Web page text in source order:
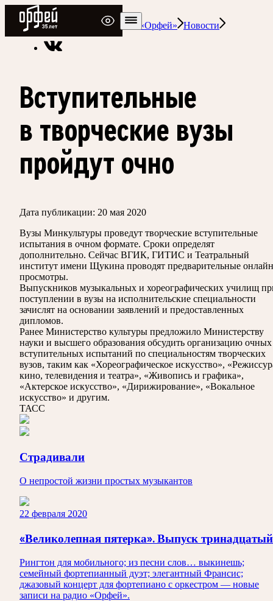
Радио Орфей
Радио классической музыки «Орфей»
Новости
Вступительные
в творческие вузы
пройдут очно
Дата публикации: 20 мая 2020
Вузы Минкультуры проведут творческие вступительные
испытания в очном формате. Сроки определят
дополнительно. Сейчас ВГИК, ГИТИС и Театральный
институт имени Щукина проводят предварительные
просмотры.
Выпускников музыкальных и хореографических училищ
поступлении в вузы на исполнительские специальности
зачислят на основании заявлений и предоставленных
дипломов.
Ранее Министерство культуры предложило Министерству
науки и высшего образования обсудить организацию очных
вступительных испытаний по специальностям творческих
вузов, таким как «Хореографическое искусство»,
кино, телевидения и театра», «Живопись и графика»,
«Актерское искусство», «Дирижирование», «Вокальное
искусство» и другим.
ТАСС
Страдивали
О непростой жизни простых музыкантов
22 февраля 2020
«Великолепная пятерка». Выпуск тринадцатый
Рингтон для мобильного; из песни слов… выкинешь;
семейный фортепианный дуэт; элегантный Франсис;
джазовый концерт для фортепиано с оркестром — новые
записи на радио «Орфей».